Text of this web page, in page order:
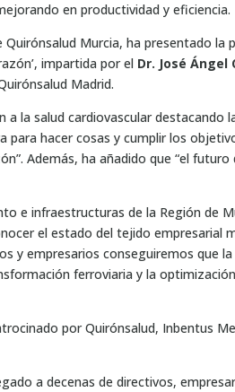
en productividad y eficiencia.
Murcia, ha presentado la
impartida por el Dr. José Ángel
Madrid.
la salud cardiovascular destacando
para hacer cosas y cumplir los
Además, ha añadido que “el futuro
e infraestructuras de la Región de
el estado del tejido empresarial
y empresarios conseguiremos que
ferroviaria y la
por Quirónsalud, Inbentus
a decenas de directivos,